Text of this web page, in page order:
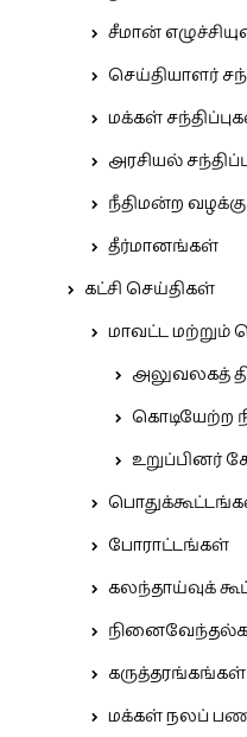
சீமான்
செய்தியாளர்
மக்கள்
அரசியல்
நீதிமன்ற
தீர்மானங்கள்
கட்சி செய்திகள்
மாவட்ட மற்றும்
அலுவலகத்
கொடியேற்ற
உறுப்பினர்
போராட்டங்கள்
கலந்தாய்வுக்
கருத்தரங்கங்கள்
மக்கள் நலப்